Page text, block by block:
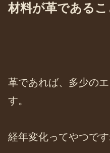
材料が革であるこ
革であれば、多少の
す。
経年変化ってやつです